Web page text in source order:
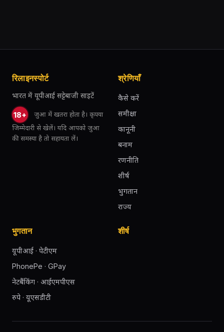
रिलाइनस्पोर्ट
भारत में यूपीआई सट्टेबाजी साइटें
18+
जुआ में खतरा होता है। कृपया
जिम्मेदारी से खेलें। यदि आपको जुआ
की समस्या है तो सहायता लें।
श्रेणियाँ
कैसे करें
समीक्षा
कानूनी
बनाम
रणनीति
शीर्ष
भुगतान
राज्य
भुगतान
यूपीआई · पेटीएम
PhonePe · GPay
नेटबैंकिंग · आईएमपीएस
रुपे · यूएसडीटी
शीर्ष